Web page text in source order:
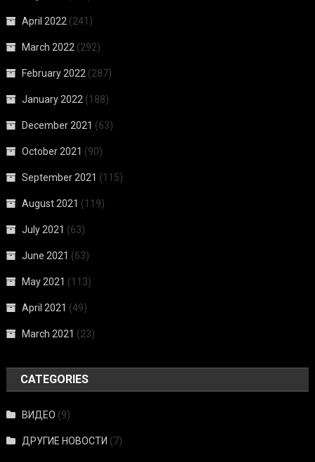
April 2022 (241)
March 2022 (292)
February 2022 (287)
January 2022 (188)
December 2021 (63)
October 2021 (90)
September 2021 (115)
August 2021 (119)
July 2021 (63)
June 2021 (63)
May 2021 (113)
April 2021 (49)
March 2021 (23)
CATEGORIES
ВИДЕО (9)
ДРУГИЕ НОВОСТИ (7)